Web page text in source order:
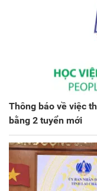
Thông báo về việc
bằng 2 tuyển mới